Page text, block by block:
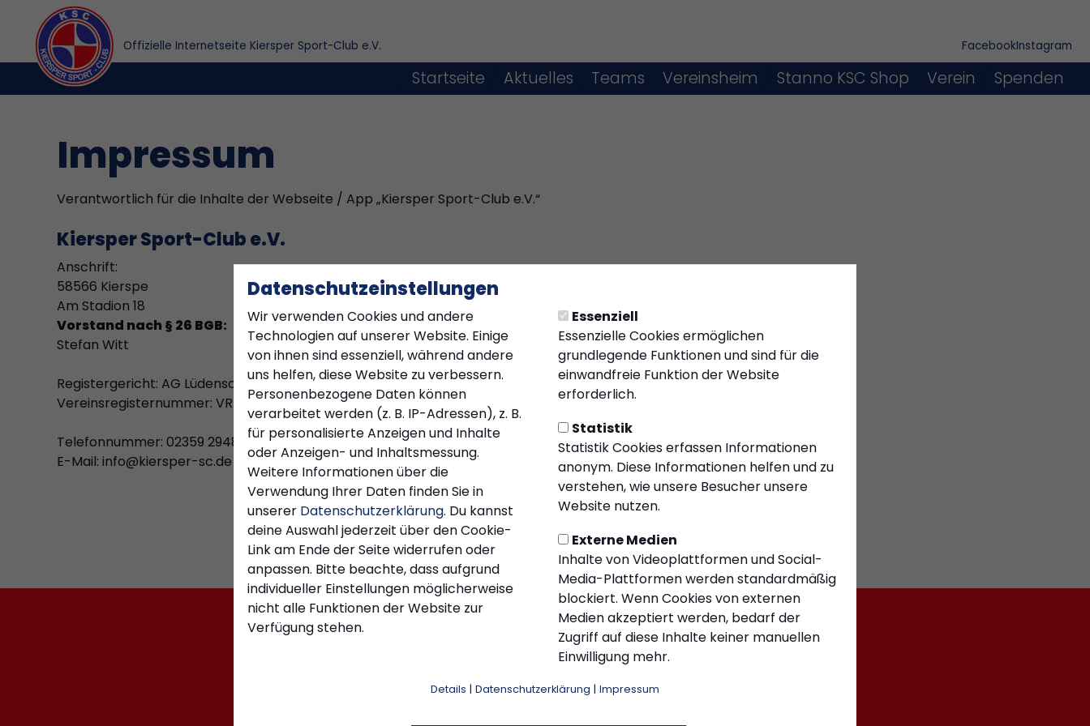
Datenschutzeinstellungen
Wir verwenden Cookies und andere
Technologien auf unserer Website. Einige
von ihnen sind essenziell, während andere
uns helfen, diese Website zu verbessern.
Personenbezogene Daten können
verarbeitet werden (z. B. IP-Adressen), z. B.
für personalisierte Anzeigen und Inhalte
oder Anzeigen- und Inhaltsmessung.
Weitere Informationen über die
Verwendung Ihrer Daten finden Sie in
unserer Datenschutzerklärung. Du kannst
deine Auswahl jederzeit über den Cookie-
Link am Ende der Seite widerrufen oder
anpassen. Bitte beachte, dass aufgrund
individueller Einstellungen möglicherweise
nicht alle Funktionen der Website zur
Verfügung stehen.
Essenziell
Essenzielle Cookies ermöglichen
grundlegende Funktionen und sind für die
einwandfreie Funktion der Website
erforderlich.
Statistik
Statistik Cookies erfassen Informationen
anonym. Diese Informationen helfen und zu
verstehen, wie unsere Besucher unsere
Website nutzen.
Externe Medien
Inhalte von Videoplattformen und Social-
Media-Plattformen werden standardmäßig
blockiert. Wenn Cookies von externen
Medien akzeptiert werden, bedarf der
Zugriff auf diese Inhalte keiner manuellen
Einwilligung mehr.
Details | Datenschutzerklärung | Impressum
Offizielle Internetseite Kiersper Sport-Club e.V. FacebookInstagram
Startseite Aktuelles Teams Vereinsheim Stanno KSC Shop Verein Spenden
Impressum
Verantwortlich für die Inhalte der Webseite / App „Kiersper Sport-Club e.V.“
Kiersper Sport-Club e.V.
Anschrift:
58566 Kierspe
Am Stadion 18
Vorstand nach § 26 BGB:
Stefan Witt
Registergericht: AG Lüdenscheid
Vereinsregisternummer: VR 30185
Telefonnummer: 02359 294808
E-Mail: info@kiersper-sc.de